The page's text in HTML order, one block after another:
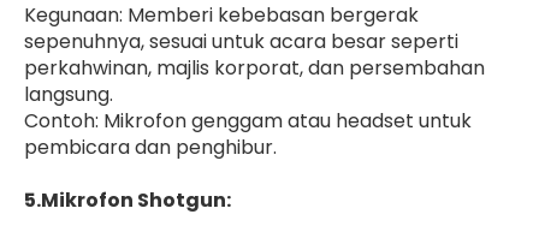
Kegunaan: Memberi kebebasan bergerak
sepenuhnya, sesuai untuk acara besar seperti
perkahwinan, majlis korporat, dan persembahan
langsung.
Contoh: Mikrofon genggam atau headset untuk
pembicara dan penghibur.
5.Mikrofon Shotgun: